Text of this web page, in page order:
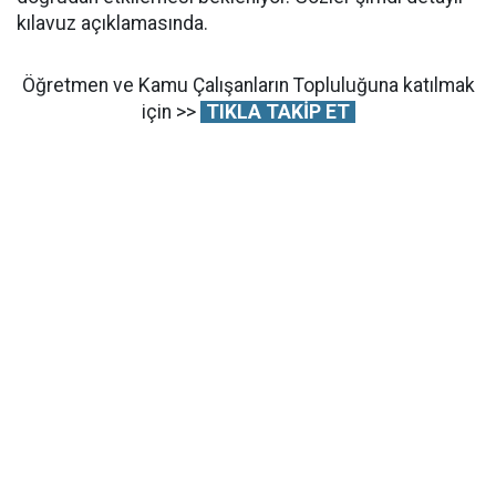
kılavuz açıklamasında.
Öğretmen ve Kamu Çalışanların Topluluğuna katılmak
için >> TIKLA TAKİP ET